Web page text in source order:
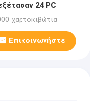
24 PC
χαρτοκιβώτια
Επικοινωνήστε